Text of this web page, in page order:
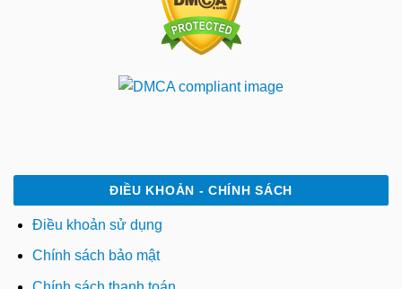
ĐIỀU KHOẢN - CHÍNH SÁCH
Điều khoản sử dụng
Chính sách bảo mật